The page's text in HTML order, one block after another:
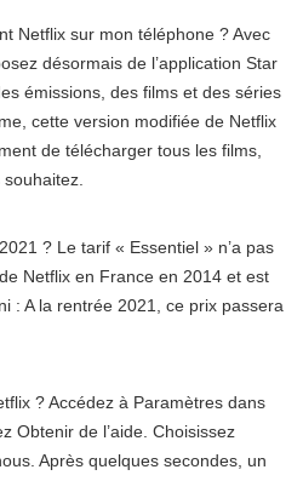
Netflix sur mon téléphone ? Avec
désormais de l’application Star
émissions, des films et des séries
cette version modifiée de Netflix
de télécharger tous les films,
? Le tarif « Essentiel » n’a pas
Netflix en France en 2014 et est
: A la rentrée 2021, ce prix passera
? Accédez à Paramètres dans
Obtenir de l’aide. Choisissez
Après quelques secondes, un